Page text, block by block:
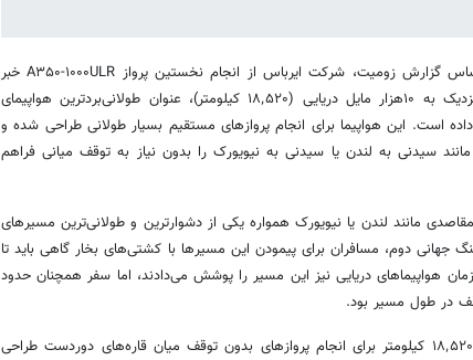
به گزارش خبرگزاری خبرآنلاین و براساس گزارش زومیت، شرکت ایرباس از انجام نخستین پرواز A۳۵۰-۱۰۰۰ULR خبر
داده است؛ هواپیمایی که با بردی نزدیک به ۱۰هزار مایل دریایی (۱۸٬۵۲۰ کیلومتر)، عنوان طولانی‌بردترین هواپیمای
است. این هواپیما برای انجام پروازهای مستقیم بسیار طولانی طراحی شده و
سیدنی به لندن یا سیدنی به نیویورک را بدون نیاز به توقف میانی فراهم
مانند لندن یا نیویورک همواره یکی از دشوارترین و طولانی‌ترین مسیرهای
دوم، مسافران برای پیمودن این مسیرها با کشتی‌های بخار گاهی باید تا
هواپیماهای دریایی نیز این مسیر را پوشش می‌دادند، اما سفر همچنان حدود
هواپیمای جدید ایرباس با برد حدود ۱۸٬۵۲۰ کیلومتر برای انجام پروازهای بدون توقف میان قاره‌های دوردست طراحی